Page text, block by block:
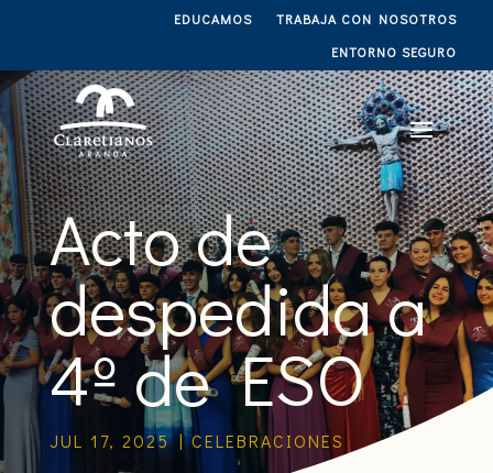
EDUCAMOS
TRABAJA CON NOSOTROS
ENTORNO SEGURO
Acto de
despedida a
4º de ESO
JUL 17, 2025|CELEBRACIONES